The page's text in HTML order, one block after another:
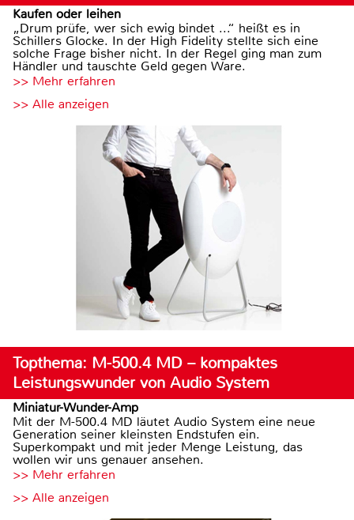
Kaufen oder leihen
„Drum prüfe, wer sich ewig bindet ...“ heißt es in
Schillers Glocke. In der High Fidelity stellte sich eine
solche Frage bisher nicht. In der Regel ging man zum
Händler und tauschte Geld gegen Ware.
>> Mehr erfahren
>> Alle anzeigen
Topthema: M-500.4 MD – kompaktes
Leistungswunder von Audio System
Miniatur-Wunder-Amp
Mit der M-500.4 MD läutet Audio System eine neue
Generation seiner kleinsten Endstufen ein.
Superkompakt und mit jeder Menge Leistung, das
wollen wir uns genauer ansehen.
>> Mehr erfahren
>> Alle anzeigen